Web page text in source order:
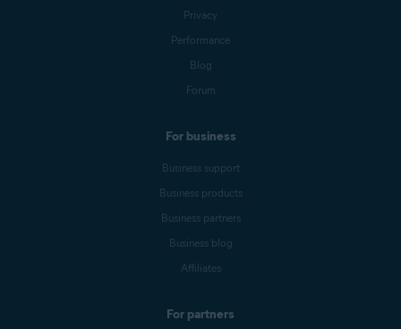
Privacy
Performance
Blog
Forum
For business
Business support
Business products
Business partners
Business blog
Affiliates
For partners